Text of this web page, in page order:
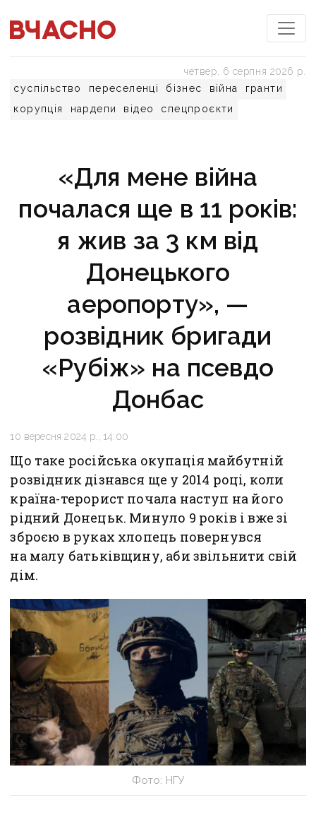
суспільство переселенці бізнес війна
гранти
корупція
нардепи відео спецпроєкти
четвер, 6 серпня 2026 р.
«Для мене війна
почалася ще в 11 років:
я жив за 3 км від
Донецького
аеропорту», —
розвідник бригади
«Рубіж» на псевдо
Донбас
10 вересня 2024 р., 14:00
Що таке російська окупація майбутній
розвідник дізнався ще у 2014 році, коли
країна-терорист почала наступ на його
рідний Донецьк. Минуло 9 років і вже зі
зброєю в руках хлопець повернувся
на малу батьківщину, аби звільнити свій
дім.
Фото: НГУ